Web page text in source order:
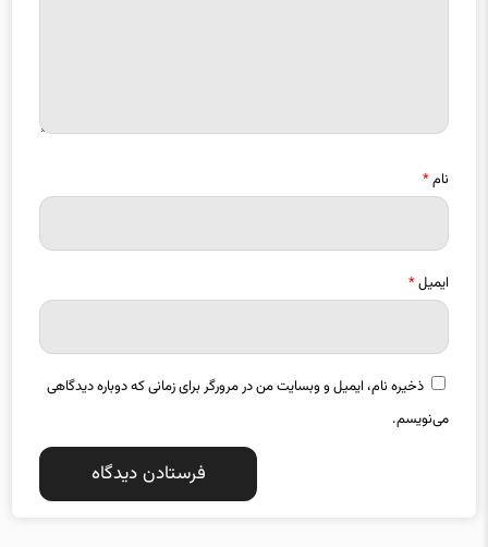
نام*
ایمیل*
ذخیره نام، ایمیل و وبسایت من در مرورگر برای زمانی که دوباره دیدگاهی
می‌نویسم.